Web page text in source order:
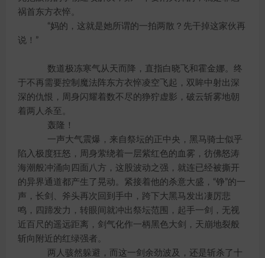
祸首东方衣悴。
“妈的，这就是她所谓的一拍两散？先干掉这家伙再
说！”
数道极冻寒气从天而降，直指白晓飞和霍金娜。终
于不再需要控制魔法阵东方衣悴凌空飞起，双眸中射出深
深的仇恨，周身闪耀着数不尽的狰狞虚影，破云斩雾地朝
着两人杀至。
轰隆！
一声大气震爆，来自祭坛的正中央，黑马骑士似乎
陷入极度狂怒，周身萦绕着一层紫红色的血雾，彷佛怒涛
海潮般冲涌向四面八方，这股波动之强，就连已经被撕开
的异界通道都产生了晃动。紧接着他的杀意大盛，“铮”的一
声，长剑、斧头再次回到手中，跨下大黑马发出凄厉悲
鸣，四蹄发力，转眼间就冲出祭坛范围，起手一剑，无视
近百尺的遥远距离，剑气化作一柄黑色大剑，天崩地裂般
斩向附近的红绿强者。
两人骇然躲避，而这一剑余劲波及，还是斩杀了十